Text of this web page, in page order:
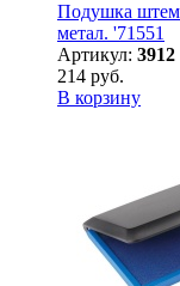
Подушка
метал. '71551
Артикул: 3912
214 руб.
В корзину